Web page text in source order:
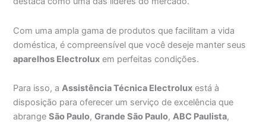
Com uma ampla gama de produtos que facilitam a vida
doméstica, é compreensível que você deseje manter seus
aparelhos Electrolux em perfeitas condições.
Para isso, aAssistência Técnica Electrolux está à
disposição para oferecer um serviço de excelência que
abrangeSão Paulo,Grande São Paulo,ABC Paulista,